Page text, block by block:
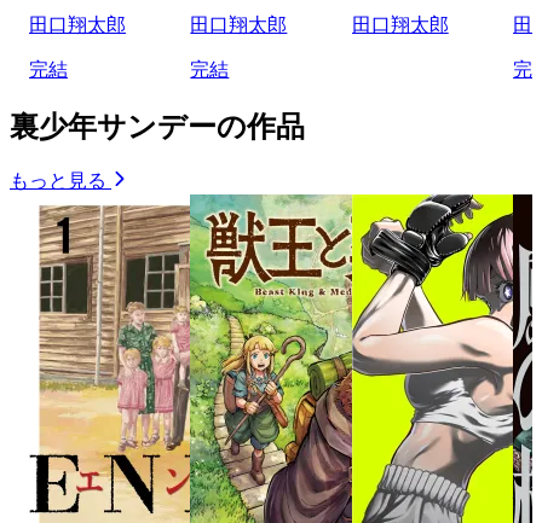
田口翔太郎
完結
田口翔太郎
完結
田口翔太郎 田
完
裏少年サンデーの作品
もっと見る